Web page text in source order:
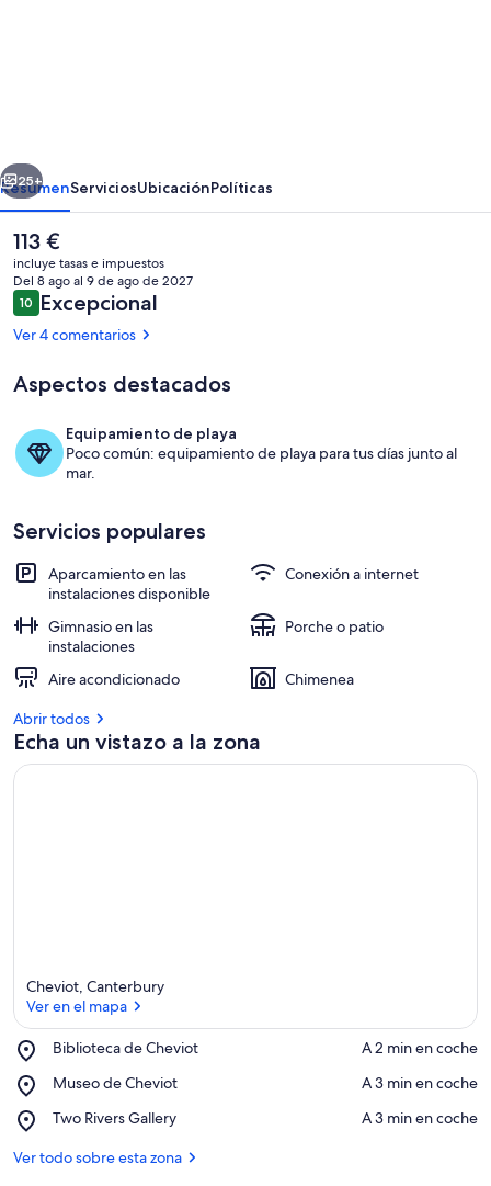
-
Alojamiento
desayuno
Siguiente
25+
ResumenServiciosUbicaciónPolíticas
El
precio
actual
es
de
113 €
113 €
incluye tasas e impuestos
Del 8 ago al 9 de ago de 2027
Comentarios
1010 de 10
Excepcional
Ver 4 comentarios
Aspectos destacados
Equipamiento de playa
Poco común: equipamiento de playa para tus días junto al
mar.
Servicios populares
Aparcamiento en las
instalaciones disponible
Conexión a internet
Gimnasio en las
instalaciones
Porche o patio
Aire acondicionado
Chimenea
Abrir todos
Echa un vistazo a la zona
Cheviot, Canterbury
Ver en el mapa
Biblioteca de Cheviot
Place,
de
‪A 2 min en coche‬
Museo de Cheviot
Place,
de
‪A 3 min en coche‬
Two Rivers Gallery
Place,
Rivers
‪A 3 min en coche‬
Ver todo sobre esta zona